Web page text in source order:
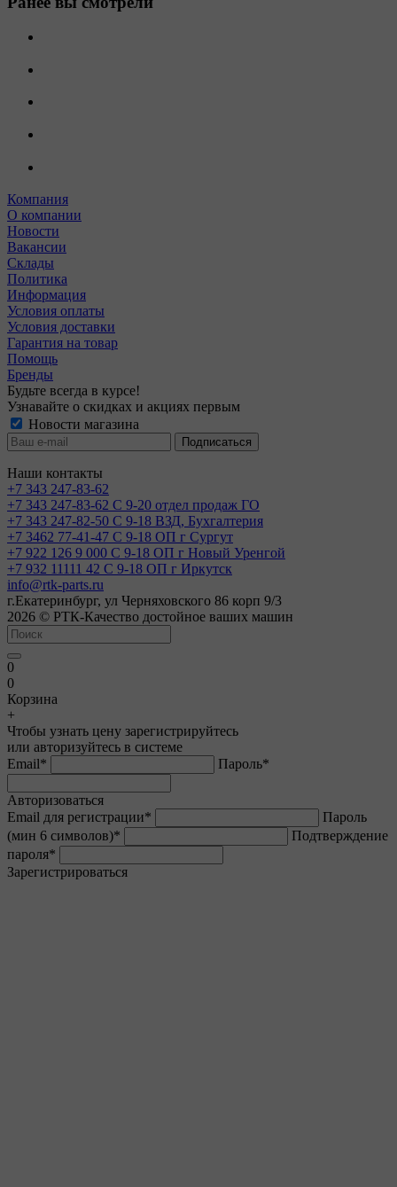
Компания
О компании
Новости
Вакансии
Склады
Политика
Информация
Условия оплаты
Условия доставки
Гарантия на товар
Помощь
Бренды
Будьте всегда в курсе!
Узнавайте о скидках и акциях первым
Новости магазина
Наши контакты
+7 343 247-83-62
+7 343 247-83-62 С 9-20 отдел продаж ГО
+7 343 247-82-50 С 9-18 ВЗД, Бухгалтерия
+7 3462 77-41-47 С 9-18 ОП г Сургут
+7 922 126 9 000 С 9-18 ОП г Новый Уренгой
+7 932 11111 42 С 9-18 ОП г Иркутск
info@rtk-parts.ru
г.Екатеринбург, ул Черняховского 86 корп 9/3
2026 © РТК-Качество достойное ваших машин
0
0
Корзина
+
Чтобы узнать цену зарегистрируйтесь
или авторизуйтесь в системе
Email* Пароль*
Авторизоваться
Email для регистрации*
Пароль
(мин 6 символов)*
Подтверждение
пароля*
Зарегистрироваться